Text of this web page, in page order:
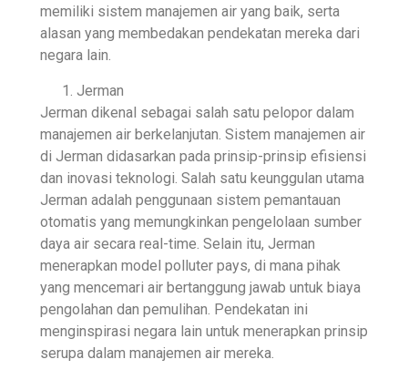
memiliki sistem manajemen air yang baik, serta
alasan yang membedakan pendekatan mereka dari
negara lain.
Jerman
Jerman dikenal sebagai salah satu pelopor dalam
manajemen air berkelanjutan. Sistem manajemen air
di Jerman didasarkan pada prinsip-prinsip efisiensi
dan inovasi teknologi. Salah satu keunggulan utama
Jerman adalah penggunaan sistem pemantauan
otomatis yang memungkinkan pengelolaan sumber
daya air secara real-time. Selain itu, Jerman
menerapkan model polluter pays, di mana pihak
yang mencemari air bertanggung jawab untuk biaya
pengolahan dan pemulihan. Pendekatan ini
menginspirasi negara lain untuk menerapkan prinsip
serupa dalam manajemen air mereka.